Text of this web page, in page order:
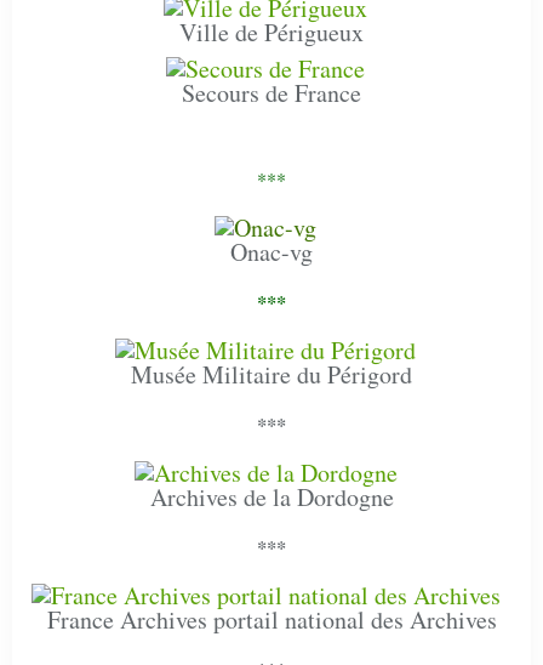
Ville de Périgueux
Secours de France
***
Onac-vg
***
Musée Militaire du Périgord
***
Archives de la Dordogne
***
France Archives portail national des Archives